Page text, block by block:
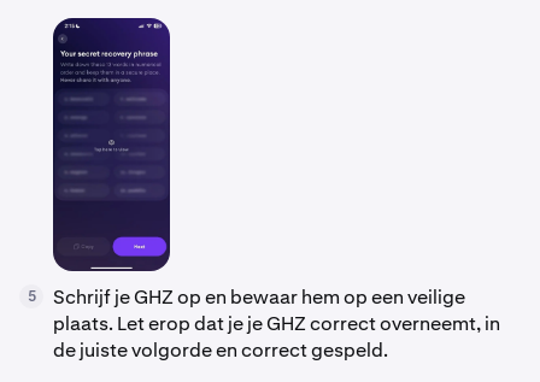
5
Schrijf je GHZ op en bewaar hem op een veilige
plaats. Let erop dat je je GHZ correct overneemt, in
de juiste volgorde en correct gespeld.